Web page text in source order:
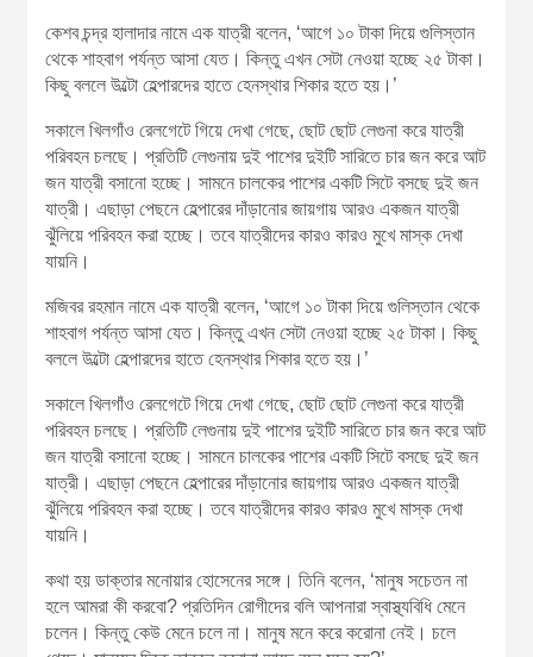
কেশব চন্দ্র হালাদার নামে এক যাত্রী বলেন, ‘আগে ১০ টাকা দিয়ে গুলিস্তান
থেকে শাহবাগ পর্যন্ত আসা যেত। কিন্তু এখন সেটা নেওয়া হচ্ছে ২৫ টাকা।
কিছু বললে উল্টো হেল্পারদের হাতে হেনস্থার শিকার হতে হয়।’
সকালে খিলগাঁও রেলগেটে গিয়ে দেখা গেছে, ছোট ছোট লেগুনা করে যাত্রী
পরিবহন চলছে। প্রতিটি লেগুনায় দুই পাশের দুইটি সারিতে চার জন করে আট
জন যাত্রী বসানো হচ্ছে। সামনে চালকের পাশের একটি সিটে বসছে দুই জন
যাত্রী। এছাড়া পেছনে হেল্পারের দাঁড়ানোর জায়গায় আরও একজন যাত্রী
ঝুঁলিয়ে পরিবহন করা হচ্ছে। তবে যাত্রীদের কারও কারও মুখে মাস্ক দেখা
যায়নি।
মজিবর রহমান নামে এক যাত্রী বলেন, ‘আগে ১০ টাকা দিয়ে গুলিস্তান থেকে
শাহবাগ পর্যন্ত আসা যেত। কিন্তু এখন সেটা নেওয়া হচ্ছে ২৫ টাকা। কিছু
বললে উল্টো হেল্পারদের হাতে হেনস্থার শিকার হতে হয়।’
সকালে খিলগাঁও রেলগেটে গিয়ে দেখা গেছে, ছোট ছোট লেগুনা করে যাত্রী
পরিবহন চলছে। প্রতিটি লেগুনায় দুই পাশের দুইটি সারিতে চার জন করে আট
জন যাত্রী বসানো হচ্ছে। সামনে চালকের পাশের একটি সিটে বসছে দুই জন
যাত্রী। এছাড়া পেছনে হেল্পারের দাঁড়ানোর জায়গায় আরও একজন যাত্রী
ঝুঁলিয়ে পরিবহন করা হচ্ছে। তবে যাত্রীদের কারও কারও মুখে মাস্ক দেখা
যায়নি।
কথা হয় ডাক্তার মনোয়ার হোসেনের সঙ্গে। তিনি বলেন, ‘মানুষ সচেতন না
হলে আমরা কী করবো? প্রতিদিন রোগীদের বলি আপনারা স্বাস্থ্যবিধি মেনে
চলেন। কিন্তু কেউ মেনে চলে না। মানুষ মনে করে করোনা নেই। চলে